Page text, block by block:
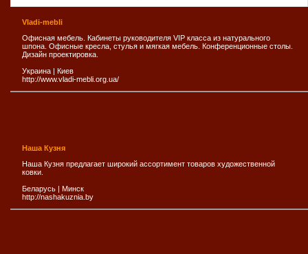
Vladi-mebli
Офисная мебель. Кабинеты руководителя VIP класса из натурального
шпона. Офисные кресла, стулья и мягкая мебель. Конференционные столы.
Дизайн проектировка.
Украина | Киев
http://www.vladi-mebli.org.ua/
Наша Кузня
Наша Кузня предлагает широкий ассортимент товаров художественной
ковки.
Беларусь | Минск
http://nashakuznia.by